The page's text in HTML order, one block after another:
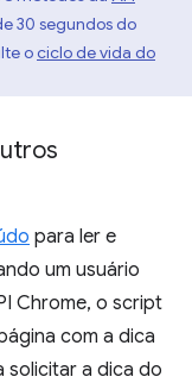
30 segundos do
ociclo de vida do
para ler e
um usuário
Chrome, o script
com a dica
solicitar a dica do